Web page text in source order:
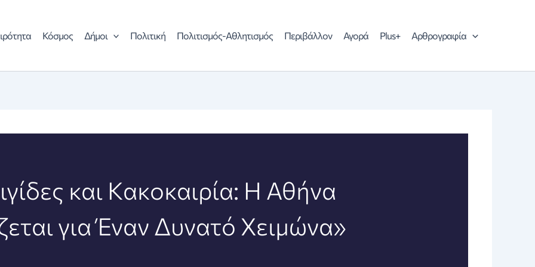
Κόσμος Δήμοι Πολιτική Πολιτισμός-Αθλητισμός Περιβάλλον Αγορά Plus+ Αρθρογραφία
και Κακοκαιρία: Η Αθήνα
για Έναν Δυνατό Χειμώνα»